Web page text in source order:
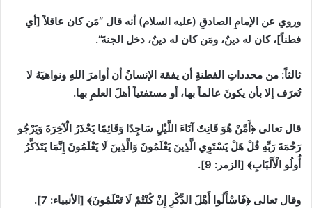
وروي عن الإمامِ الصادقِ (عليه السلام) أنه قال “مَن كان عاقلاً[أي
فطناً]، كان له دينٌ، ومَن كان له دينٌ، دخل الجنةَ“
.
ثالثاً: من محدداتِ الفطنةِ أن يفقهَ الإنسانُ أن أوامرَ اللهِ ونواهيَهُ لا
تُعرَف إلا بأن يكونَ عالماً بها، أو مستفتياً أهلَ العلمِ بها.
قال تعالى ﴿أَمَّنْ هُوَ قَانِتٌ آنَاءَ اللَّيْلِ سَاجِدًا وَقَائِمًا يَحْذَرُ الْآخِرَةَ وَيَرْجُو
رَحْمَةَ رَبِّهِ قُلْ هَلْ يَسْتَوِي الَّذِينَ ‌يَعْلَمُونَ ‌وَالَّذِينَ لَا يَعْلَمُونَ إِنَّمَا يَتَذَكَّرُ
أُولُو الْأَلْبَابِ﴾ [ الزمر :
9]
.
وقال تعالى ﴿فَاسْأَلُوا ‌أَهْلَ ‌الذِّكْرِ إِنْ كُنْتُمْ لَا تَعْلَمُونَ﴾ [ الأنبياء:
7]
.